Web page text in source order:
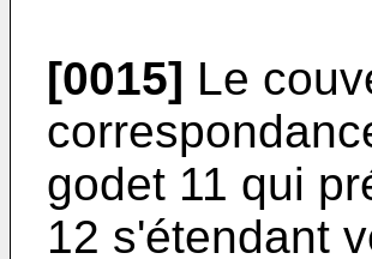
[0015] Le
godet 11 qui
12 s'étendant